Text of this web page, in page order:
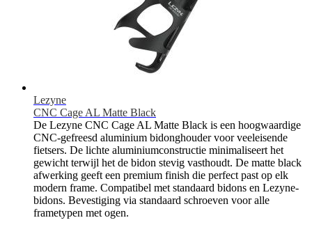
Lezyne
CNC Cage AL Matte Black
De Lezyne CNC Cage AL Matte Black is een hoogwaardige
CNC-gefreesd aluminium bidonghouder voor veeleisende
fietsers. De lichte aluminiumconstructie minimaliseert het
gewicht terwijl het de bidon stevig vasthoudt. De matte black
afwerking geeft een premium finish die perfect past op elk
modern frame. Compatibel met standaard bidons en Lezyne-
bidons. Bevestiging via standaard schroeven voor alle
frametypen met ogen.